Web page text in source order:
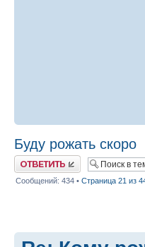
Буду рожать скоро
Ответить
Сообщений: 434 • Страница 21 из